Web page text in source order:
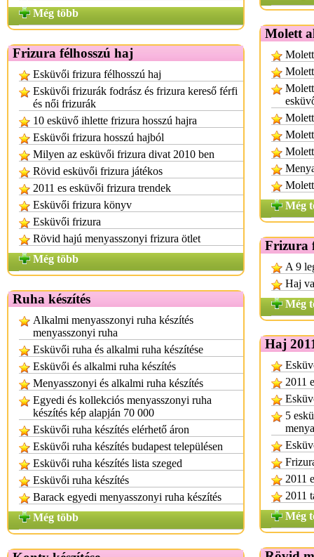
Még több
Frizura félhosszú haj
Esküvői frizura félhosszú haj
Esküvői frizurák fodrász és frizura kereső férfi
és női frizurák
10 esküvő ihlette frizura hosszú hajra
Esküvői frizura hosszú hajból
Milyen az esküvői frizura divat 2010 ben
Rövid esküvői frizura játékos
2011 es esküvői frizura trendek
Esküvői frizura könyv
Esküvői frizura
Rövid hajú menyasszonyi frizura ötlet
Még több
Ruha készítés
Alkalmi menyasszonyi ruha készítés
menyasszonyi ruha
Esküvői ruha és alkalmi ruha készítése
Esküvői és alkalmi ruha készítés
Menyasszonyi és alkalmi ruha készítés
Egyedi és kollekciós menyasszonyi ruha
készítés kép alapján 70 000
Esküvői ruha készítés elérhető áron
Esküvői ruha készítés budapest településen
Esküvői ruha készítés lista szeged
Esküvői ruha készítés
Barack egyedi menyasszonyi ruha készítés
Még több
Molett
Még
Frizura
A 9
Haj
Még
Haj
2011
5
2011
2011
Még